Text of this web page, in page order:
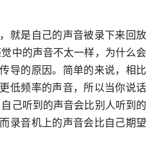
就是自己的声音被录下来回放
中的声音不太一样，为什么会
导的原因。简单的来说，相比
低频率的声音，所以当你说话
己听到的声音会比别人听到的
录音机上的声音会比自己期望